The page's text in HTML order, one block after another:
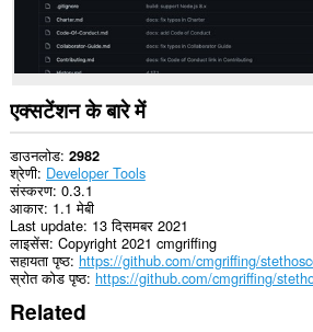
एक्सटेंशन के बारे में
डाउनलोड 2982
श्रेणी Developer Tools
संस्करण 0.3.1
आकार 1.1 मेबी
Last update 13 दिसमबर 2021
लाइसेंस Copyright 2021 cmgriffing
सहायता पृष्ठ https://github.com/cmgriffing/
स्रोत कोड पृष्ठ https://github.com/cmgriffing/
Related